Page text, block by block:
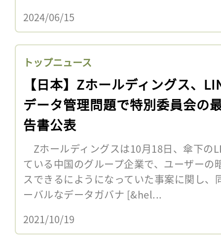
2024/06/15
トップニュース
【日本】Zホールディングス、
データ管理問題で特別委員会の
告書公表
Zホールディングスは10月18日、傘下の
ている中国のグループ企業で、ユーザーの
スできるにようになっていた事案に関し
ーバルなデータガバナ [&hel...
2021/10/19